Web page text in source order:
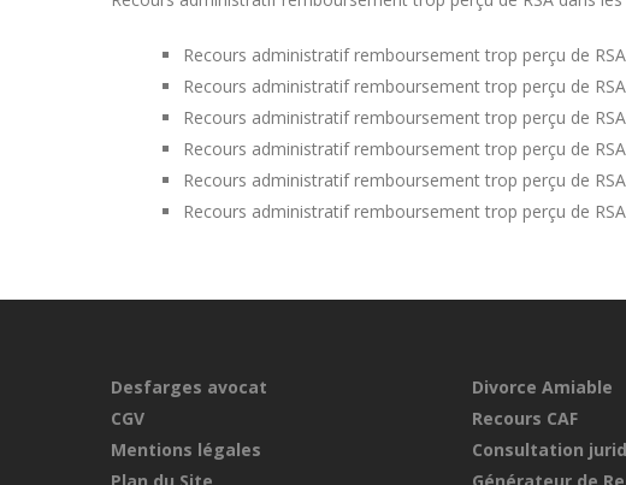
Recours administratif remboursement trop perçu de
Recours administratif remboursement trop perçu de
Recours administratif remboursement trop perçu de
Recours administratif remboursement trop perçu de
Recours administratif remboursement trop perçu de
Recours administratif remboursement trop perçu de
Desfarges avocat
CGV
Mentions légales
Divorce Amiable
Recours CAF
Consultation